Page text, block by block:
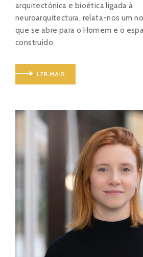
arquitectónica e bioética ligada à
neuroarquitectura, relata-nos um
que se abre para o Homem e o
construído.
LER MAIS